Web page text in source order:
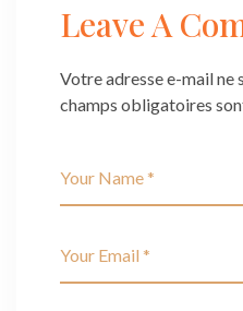
Leave A
Votre adresse e-mail ne
champs obligatoires